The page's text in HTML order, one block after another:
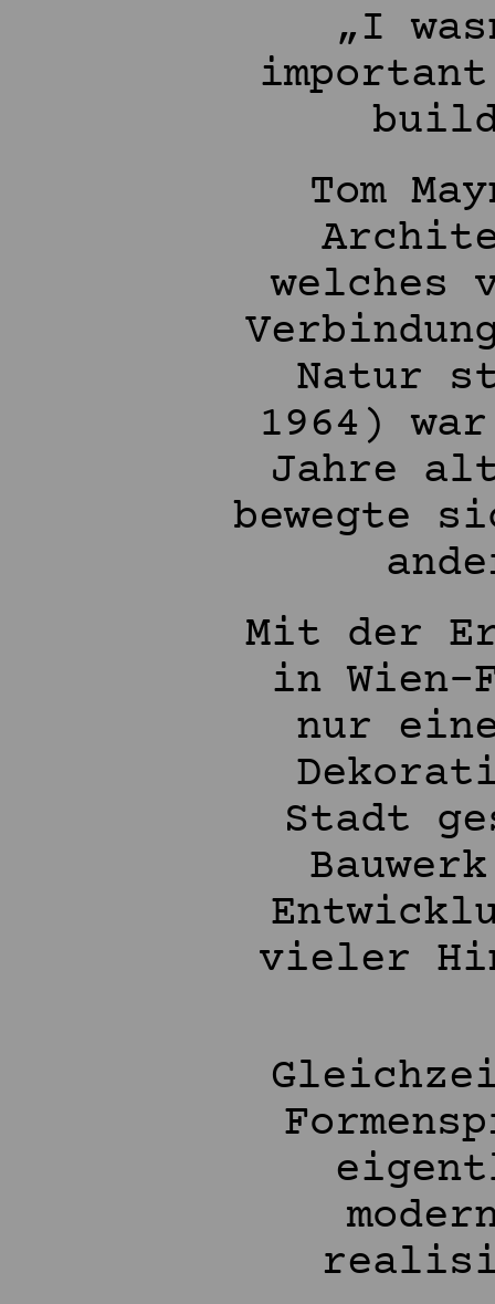
„I
Tom
welches
Natur
1964)
Jahre
bewegte
Mit der
in
nur
Stadt
vieler